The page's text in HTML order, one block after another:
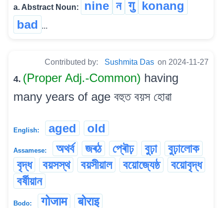
a. Abstract Noun: nine ন गु konang
bad ...
Contributed by: Sushmita Das on 2024-11-27
4. (Proper Adj.-Common) having
many years of age বহুত বয়স হোৱা
English: aged old
Assamese: অথৰ্ব জৰঠ প্ৰৌঢ় বুঢ়া
বুঢ়ালোক
বৃদ্ধ
বয়সস্থ বয়সীয়াল বয়োজ্যেষ্ঠ
বয়োবৃদ্ধ
বৰ্ষীয়ান
Bodo: गोजाम बोराइ